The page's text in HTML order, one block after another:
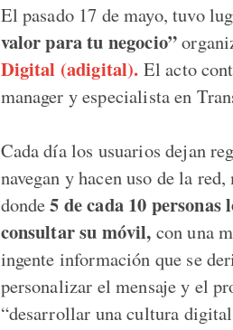
El pasado 17 de mayo, tuvo
valor para tu negocio”
Digital (adigital). El acto
manager y especialista en
Cada día los usuarios dejan
navegan y hacen uso de la
donde5 de cada 10
consultar su móvil, con una
ingente información que se
personalizar el mensaje y el
“desarrollar una cultura